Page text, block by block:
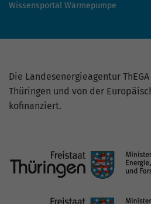
Wissensportal Wärmepumpe
Die Landesenergieagentur
Thüringen und von der
kofinanziert.